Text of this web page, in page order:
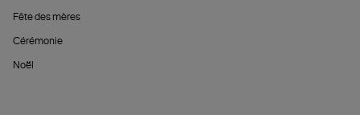
Fête des mères
Cérémonie
Noël